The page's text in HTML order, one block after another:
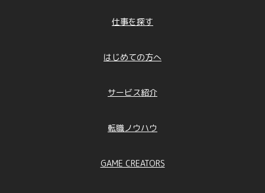
仕事を探す
はじめての方へ
サービス紹介
転職ノウハウ
GAME CREATORS